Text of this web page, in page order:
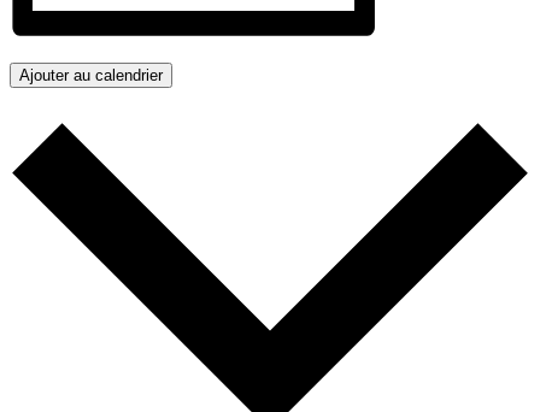
Ajouter au calendrier